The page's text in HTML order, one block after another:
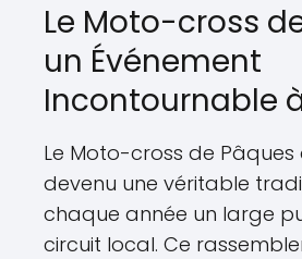
Le Moto-cross
un Événement
Incontournable
Le Moto-cross de Pâques
devenu une véritable
chaque année un large
circuit local. Ce